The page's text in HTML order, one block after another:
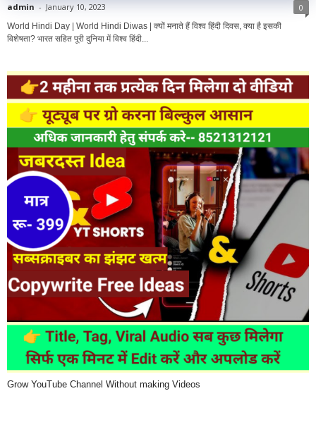
admin - January 10, 2023 0
World Hindi Day | World Hindi Diwas | क्यों मनाते हैं विश्व हिंदी दिवस, क्या है इसकी
विशेषता? भारत सहित पूरी दुनिया में विश्व हिंदी...
Grow YouTube Channel Without making Videos